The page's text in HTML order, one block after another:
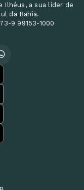
Ilhéus, a sua líder de
da Bahia.
9 99153-1000